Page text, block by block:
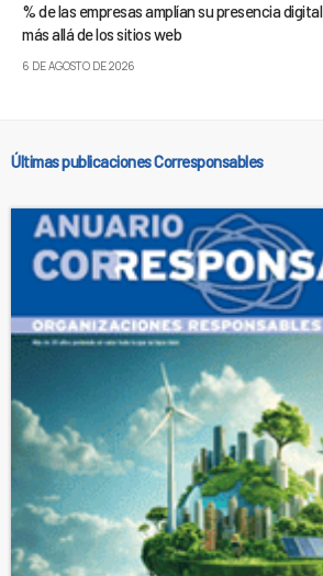
% de las empresas amplían su presencia digital
más allá de los sitios web
6 DE AGOSTO DE 2026
Últimas publicaciones Corresponsables